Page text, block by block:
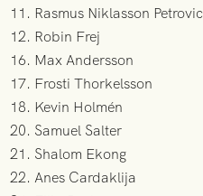
11. Rasmus Niklasson Petrovic
12. Robin Frej
16. Max Andersson
17. Frosti Thorkelsson
18. Kevin Holmén
20. Samuel Salter
21. Shalom Ekong
22. Anes Cardaklija